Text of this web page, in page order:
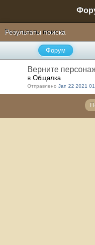
Результаты поиска
Форум
Верните
в Общалка
Отправлено Jan 22 2021